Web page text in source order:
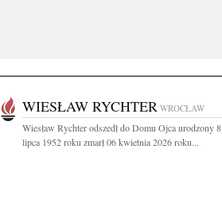
WIESŁAW RYCHTER WROCŁAW
Wiesław Rychter odszedł do Domu Ojca urodzony 8
lipca 1952 roku zmarł 06 kwietnia 2026 roku...